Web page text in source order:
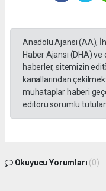
Anadolu Ajansı (AA),
Haber Ajansı (DHA)
haberler, sitemizin
kanallarından
muhataplar haberi
editörü sorumlu
Okuyucu Yorumları (0)